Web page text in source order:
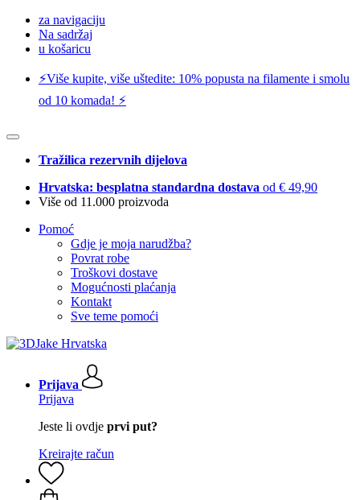
za navigaciju
Na sadržaj
u košaricu
⚡️Više kupite, više uštedite: 10% popusta na filamente i smolu
od 10 komada! ⚡️
Tražilica rezervnih dijelova
Hrvatska: besplatna standardna dostava od € 49,90
Više od 11.000 proizvoda
Pomoć
Gdje je moja narudžba?
Povrat robe
Troškovi dostave
Mogućnosti plaćanja
Kontakt
Sve teme pomoći
Prijava
Prijava
Jeste li ovdje prvi put?
Kreirajte račun